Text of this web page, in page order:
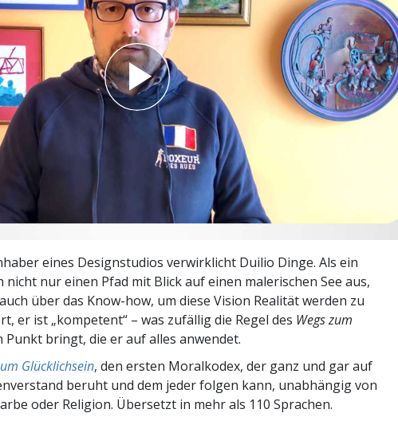
eines Designstudios verwirklicht Duilio Dinge. Als ein
nicht nur einen Pfad mit Blick auf einen malerischen See aus,
über das Know-how, um diese Vision Realität werden zu
er ist „kompetent“ – was zufällig die Regel des Wegs zum
Punkt bringt, die er auf alles anwendet.
Glücklichsein, den ersten Moralkodex, der ganz und gar auf
beruht und dem jeder folgen kann, unabhängig von
oder Religion. Übersetzt in mehr als 110 Sprachen.